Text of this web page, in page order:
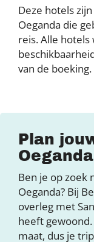
Deze hotels
Oeganda die
reis. Alle hotels
van de boeking.
Plan
Oeganda
Ben je op zoek
Oeganda? Bij
overleg met
heeft
maat, dus je